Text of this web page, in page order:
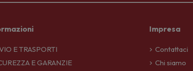
E TRASPORTI
E GARANZIE
Impresa
Contattaci
Chi siamo